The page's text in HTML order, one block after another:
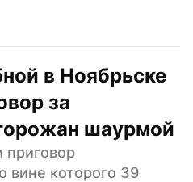
в Ноябрьске
за
шаурмой
приговор
вине которого 39